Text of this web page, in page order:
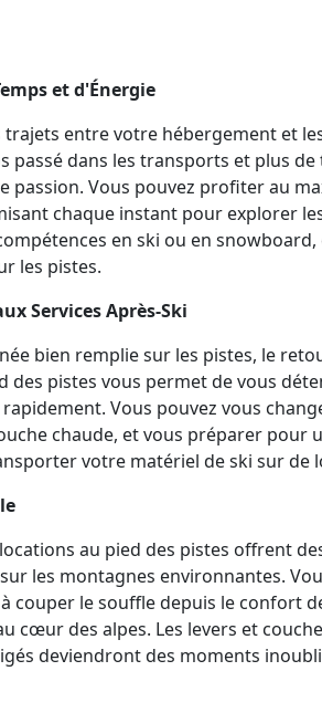
et d'Énergie
trajets entre votre hébergement et
passé dans les transports et plus
passion. Vous pouvez profiter au
chaque instant pour explorer
en ski ou en
les pistes.
Services Après-Ski
bien remplie sur les pistes, le
des pistes vous permet de vous
Vous pouvez vous
chaude, et vous préparer pour
votre matériel de ski sur de
au pied des pistes offrent
les montagnes environnantes.
couper le souffle depuis le confort
cœur des alpes. Les levers et
deviendront des moments